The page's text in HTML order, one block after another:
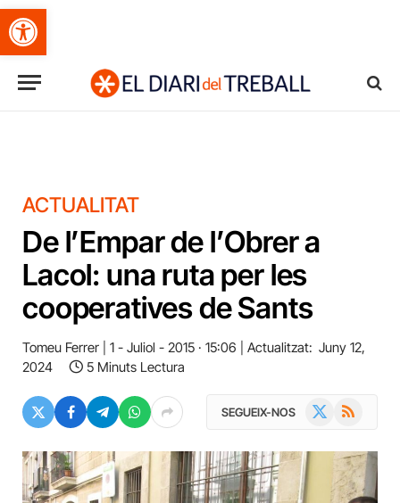
Obre la barra d'eines
ACTUALITAT
De l’Empar de l’Obrer a
Lacol: una ruta per les
cooperatives de Sants
Tomeu Ferrer 1 - Juliol - 2015 · 15:06 Actualitzat: Juny 12,
2024
5 Minuts Lectura
SEGUEIX-NOS RSS